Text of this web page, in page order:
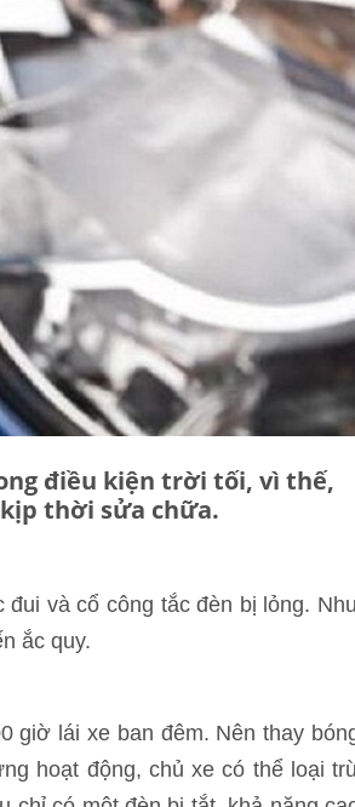
điều kiện trời tối, vì thế,
thời sửa chữa.
và cổ công tắc đèn bị lỏng.
ắc quy.
giờ lái xe ban đêm. Nên thay
hoạt động, chủ xe có thể loại